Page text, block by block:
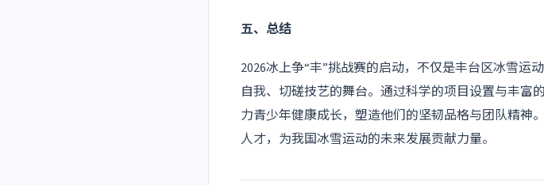
五、总结
2026冰上争“丰”挑战赛的启动，不仅是丰台区冰雪
自我、切磋技艺的舞台。通过科学的项目设置与丰富
力青少年健康成长，塑造他们的坚韧品格与团队精神
人才，为我国冰雪运动的未来发展贡献力量。